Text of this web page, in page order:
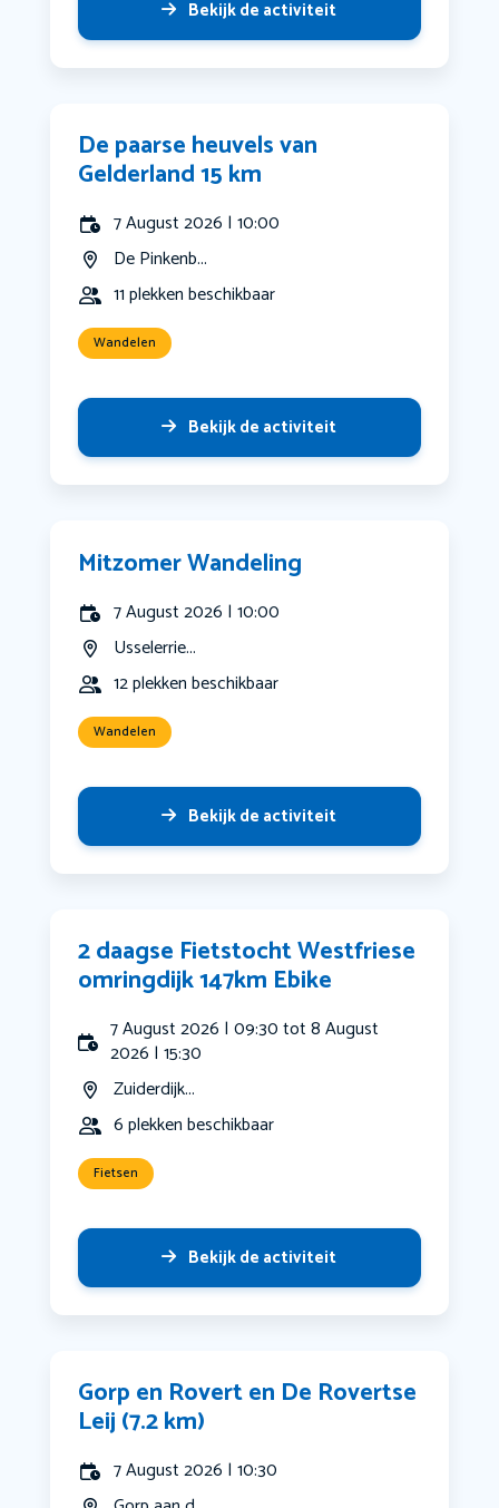
Bekijk de activiteit
De paarse heuvels van
Gelderland 15 km
7 August 2026 | 10:00
De Pinkenb...
11 plekken beschikbaar
Wandelen
Bekijk de activiteit
Mitzomer Wandeling
7 August 2026 | 10:00
Usselerrie...
12 plekken beschikbaar
Wandelen
Bekijk de activiteit
2 daagse Fietstocht Westfriese
omringdijk 147km Ebike
7 August 2026 | 09:30 tot 8 August
2026 | 15:30
Zuiderdijk...
6 plekken beschikbaar
Fietsen
Bekijk de activiteit
Gorp en Rovert en De Rovertse
Leij (7.2 km)
7 August 2026 | 10:30